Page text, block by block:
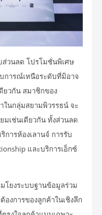
ส่วนลด โปรโมชั่นพิเศษ
การณ์เหนือระดับที่มิอาจ
วกัน สมาชิกของ
ในกลุ่มสยามพิวรรธน์ จะ
เช่นเดียวกัน ทั้งส่วนลด
การห้องเลานจ์ การรับ
และบริการเอ็กซ์
โยงระบบฐานข้อมูลร่วม
งการของลูกค้าในเชิงลึก